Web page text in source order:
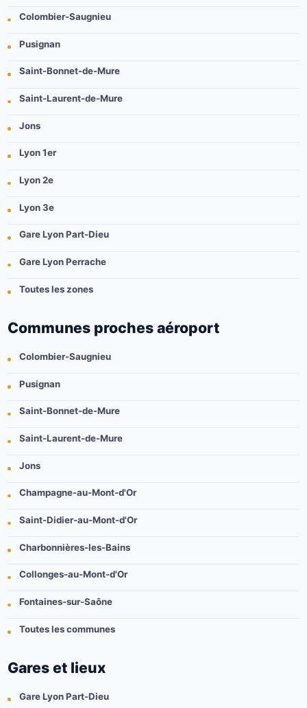
Colombier-Saugnieu
Pusignan
Saint-Bonnet-de-Mure
Saint-Laurent-de-Mure
Jons
Lyon 1er
Lyon 2e
Lyon 3e
Gare Lyon Part-Dieu
Gare Lyon Perrache
Toutes les zones
Communes proches aéroport
Colombier-Saugnieu
Pusignan
Saint-Bonnet-de-Mure
Saint-Laurent-de-Mure
Jons
Champagne-au-Mont-d'Or
Saint-Didier-au-Mont-d'Or
Charbonnières-les-Bains
Collonges-au-Mont-d'Or
Fontaines-sur-Saône
Toutes les communes
Gares et lieux
Gare Lyon Part-Dieu